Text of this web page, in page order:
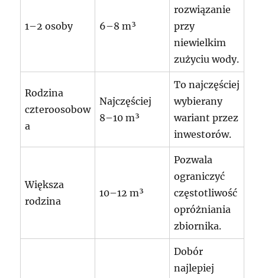
1–2 osoby 6–8 m³
rozwiązanie
przy
niewielkim
zużyciu wody.
Rodzina
czteroosobow
a
Najczęściej
8–10 m³
To najczęściej
wybierany
wariant przez
inwestorów.
Większa
rodzina
10–12 m³
Pozwala
ograniczyć
częstotliwość
opróżniania
zbiornika.
Dobór
najlepiej